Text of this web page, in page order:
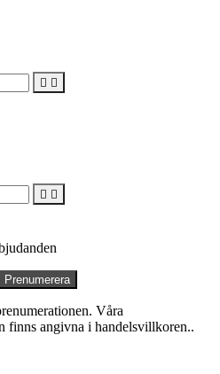
 
 
Våra
finns angivna i handelsvillkoren..